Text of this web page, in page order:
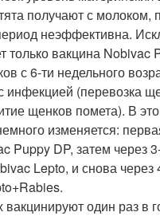
получают с молоком,
неэффективна.
только вакцина Nobivac
с 6-ти недельного
инфекцией (перевозка
щенков помета). В
изменяется:
Puppy DP, затем через
Lepto, и снова через
один раз в